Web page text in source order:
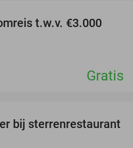
t.w.v. €3.000
Gratis
48%
bij sterrenrestaurant